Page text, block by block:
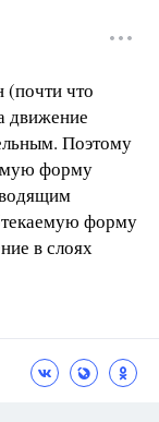
(почти что
движение
Поэтому
форму
форму
в слоях